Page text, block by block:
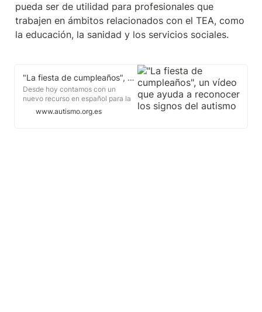
pueda ser de utilidad para profesionales que
trabajen en ámbitos relacionados con el TEA, como
la educación, la sanidad y los servicios sociales.
"La fiesta de cumpleaños", un vídeo que ayuda a reconocer los signos del autismo
Desde hoy contamos con un
nuevo recurso en español para la
difusión, sensibilización y
formación sobre las características
www.autismo.org.es